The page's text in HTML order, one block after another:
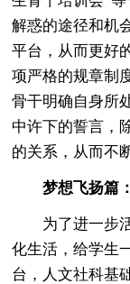
解惑的途径和机
平台，从而更好
项严格的规章制
骨干明确自身所
中许下的誓言，
的关系，从而不
梦想飞扬篇
为了进一步活
化生活，给学生
台，人文社科基